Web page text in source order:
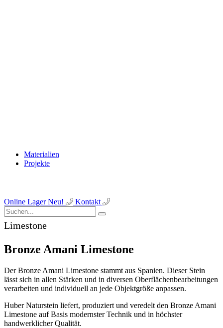
Materialien
Projekte
Online LagerNeu! Kontakt
Limestone
Bronze Amani Limestone
Der Bronze Amani Limestone stammt aus Spanien. Dieser Stein
lässt sich in allen Stärken und in diversen Oberflächenbearbeitungen
verarbeiten und individuell an jede Objektgröße anpassen.
Huber Naturstein liefert, produziert und veredelt den Bronze Amani
Limestone auf Basis modernster Technik und in höchster
handwerklicher Qualität.